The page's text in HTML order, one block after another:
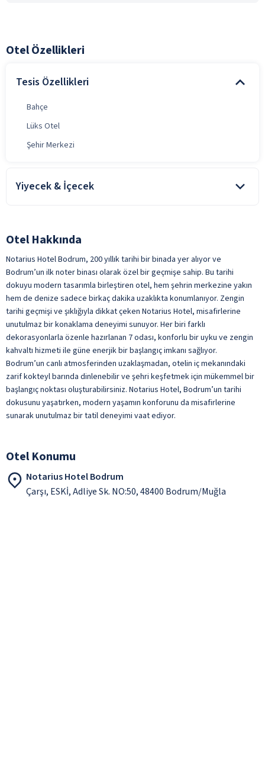
Otel Özellikleri
Tesis Özellikleri
Bahçe
Lüks Otel
Şehir Merkezi
Yiyecek & İçecek
Kokteyl
Şişeli İçecekler
Yabancı Alkollü İçecek
Yerli Alkollü İçecek
ile belirtilen özellikler ücretlidir.
Otel Hakkında
Notarius Hotel Bodrum, 200 yıllık tarihi bir binada yer alıyor ve
Bodrum’un ilk noter binası olarak özel bir geçmişe sahip. Bu tarihi
dokuyu modern tasarımla birleştiren otel, hem şehrin merkezine yakın
hem de denize sadece birkaç dakika uzaklıkta konumlanıyor. Zengin
tarihi geçmişi ve şıklığıyla dikkat çeken Notarius Hotel, misafirlerine
unutulmaz bir konaklama deneyimi sunuyor. Her biri farklı
dekorasyonlarla özenle hazırlanan 7 odası, konforlu bir uyku ve zengin
kahvaltı hizmeti ile güne enerjik bir başlangıç imkanı sağlıyor.
Bodrum’un canlı atmosferinden uzaklaşmadan, otelin iç mekanındaki
zarif kokteyl barında dinlenebilir ve şehri keşfetmek için mükemmel bir
başlangıç noktası oluşturabilirsiniz. Notarius Hotel, Bodrum’un tarihi
dokusunu yaşatırken, modern yaşamın konforunu da misafirlerine
sunarak unutulmaz bir tatil deneyimi vaat ediyor.
Otel Konumu
Notarius Hotel Bodrum
Çarşı, ESKİ, Adliye Sk. NO:50, 48400 Bodrum/Muğla